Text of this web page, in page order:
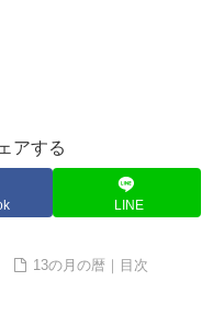
アする
LINE
13の月の暦｜目次